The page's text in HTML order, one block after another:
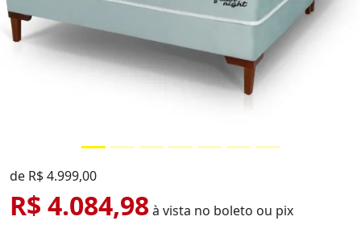
de R$ 4.999,00
R$ 4.084,98à vista no boleto ou pix